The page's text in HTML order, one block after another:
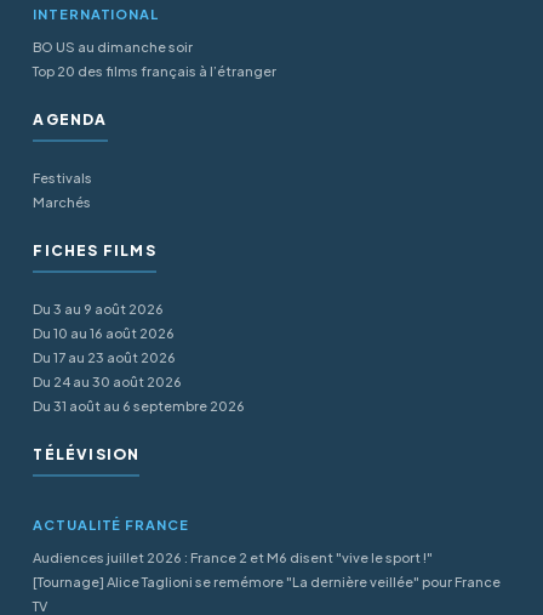
INTERNATIONAL
BO US au dimanche soir
Top 20 des films français à l’étranger
AGENDA
Festivals
Marchés
FICHES FILMS
Du 3 au 9 août 2026
Du 10 au 16 août 2026
Du 17 au 23 août 2026
Du 24 au 30 août 2026
Du 31 août au 6 septembre 2026
TÉLÉVISION
ACTUALITÉ FRANCE
Audiences juillet 2026 : France 2 et M6 disent "vive le sport !"
[Tournage] Alice Taglioni se remémore "La dernière veillée" pour France
TV